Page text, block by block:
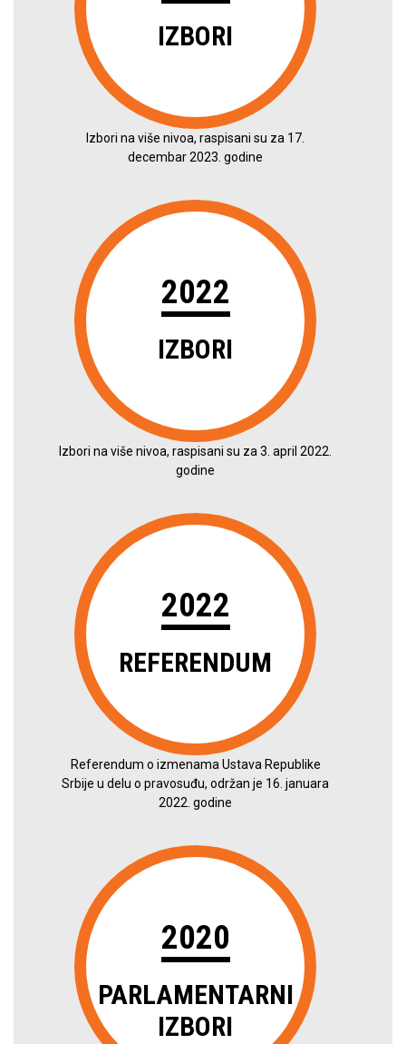
IZBORI
Izbori na više nivoa, raspisani su za 17.
decembar 2023. godine
2022
IZBORI
Izbori na više nivoa, raspisani su za 3. april 2022.
godine
2022
REFERENDUM
Referendum o izmenama Ustava Republike
Srbije u delu o pravosuđu, održan je 16. januara
2022. godine
2020
PARLAMENTARNI
IZBORI